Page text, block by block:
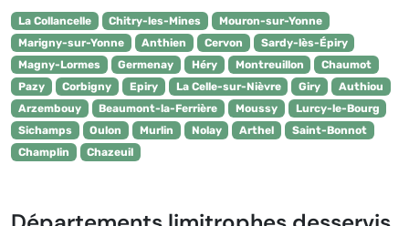
La Collancelle Chitry-les-Mines
Mouron-sur-Yonne
Marigny-sur-Yonne
Anthien Cervon
Sardy-lès-Épiry
Magny-Lormes
Germenay Héry Montreuillon
Chaumot
Pazy
Corbigny Epiry La Celle-sur-Nièvre Giry
Authiou
Arzembouy
Beaumont-la-Ferrière Moussy
Lurcy-le-Bourg
Sichamps
Oulon Murlin Nolay Arthel
Saint-Bonnot
Champlin
Chazeuil